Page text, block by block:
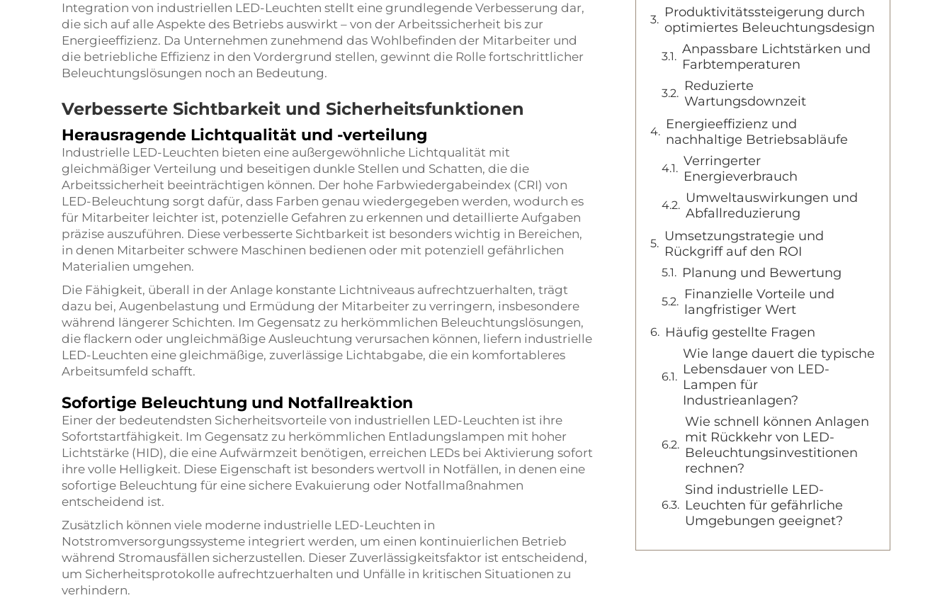
Integration von industriellen LED-Leuchten stellt eine grundlegende Verbesserung dar,
die sich auf alle Aspekte des Betriebs auswirkt – von der Arbeitssicherheit bis zur
Energieeffizienz. Da Unternehmen zunehmend das Wohlbefinden der Mitarbeiter und
die betriebliche Effizienz in den Vordergrund stellen, gewinnt die Rolle fortschrittlicher
Beleuchtungslösungen noch an Bedeutung.
Verbesserte Sichtbarkeit und Sicherheitsfunktionen
Herausragende Lichtqualität und -verteilung
Industrielle LED-Leuchten bieten eine außergewöhnliche Lichtqualität mit
gleichmäßiger Verteilung und beseitigen dunkle Stellen und Schatten, die die
Arbeitssicherheit beeinträchtigen können. Der hohe Farbwiedergabeindex (CRI) von
LED-Beleuchtung sorgt dafür, dass Farben genau wiedergegeben werden, wodurch es
für Mitarbeiter leichter ist, potenzielle Gefahren zu erkennen und detaillierte Aufgaben
präzise auszuführen. Diese verbesserte Sichtbarkeit ist besonders wichtig in Bereichen,
in denen Mitarbeiter schwere Maschinen bedienen oder mit potenziell gefährlichen
Materialien umgehen.
Die Fähigkeit, überall in der Anlage konstante Lichtniveaus aufrechtzuerhalten, trägt
dazu bei, Augenbelastung und Ermüdung der Mitarbeiter zu verringern, insbesondere
während längerer Schichten. Im Gegensatz zu herkömmlichen Beleuchtungslösungen,
die flackern oder ungleichmäßige Ausleuchtung verursachen können, liefern industrielle
LED-Leuchten eine gleichmäßige, zuverlässige Lichtabgabe, die ein komfortableres
Arbeitsumfeld schafft.
Sofortige Beleuchtung und Notfallreaktion
Einer der bedeutendsten Sicherheitsvorteile von industriellen LED-Leuchten ist ihre
Sofortstartfähigkeit. Im Gegensatz zu herkömmlichen Entladungslampen mit hoher
Lichtstärke (HID), die eine Aufwärmzeit benötigen, erreichen LEDs bei Aktivierung sofort
ihre volle Helligkeit. Diese Eigenschaft ist besonders wertvoll in Notfällen, in denen eine
sofortige Beleuchtung für eine sichere Evakuierung oder Notfallmaßnahmen
entscheidend ist.
Zusätzlich können viele moderne industrielle LED-Leuchten in
Notstromversorgungssysteme integriert werden, um einen kontinuierlichen Betrieb
während Stromausfällen sicherzustellen. Dieser Zuverlässigkeitsfaktor ist entscheidend,
um Sicherheitsprotokolle aufrechtzuerhalten und Unfälle in kritischen Situationen zu
verhindern.
Produktivitätssteigerung durch
optimiertes Beleuchtungsdesign
Anpassbare Lichtstärken und
Farbtemperaturen
Reduzierte
Wartungsdownzeit
Energieeffizienz und
nachhaltige Betriebsabläufe
Verringerter
Energieverbrauch
Umweltauswirkungen und
Abfallreduzierung
Umsetzungstrategie und
Rückgriff auf den ROI
Planung und Bewertung
Finanzielle Vorteile und
langfristiger Wert
Häufig gestellte Fragen
Wie lange dauert die typische
Lebensdauer von LED-
Lampen für
Industrieanlagen?
Wie schnell können Anlagen
mit Rückkehr von LED-
Beleuchtungsinvestitionen
rechnen?
Sind industrielle LED-
Leuchten für gefährliche
Umgebungen geeignet?